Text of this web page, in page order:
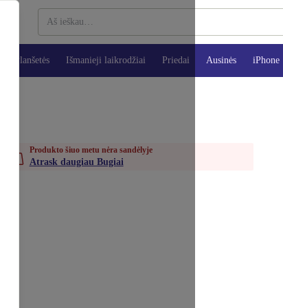
Planšetės Išmanieji laikrodžiai Priedai Ausinės iPhone
Produkto šiuo metu nėra sandėlyje
Atrask daugiau Bugiai